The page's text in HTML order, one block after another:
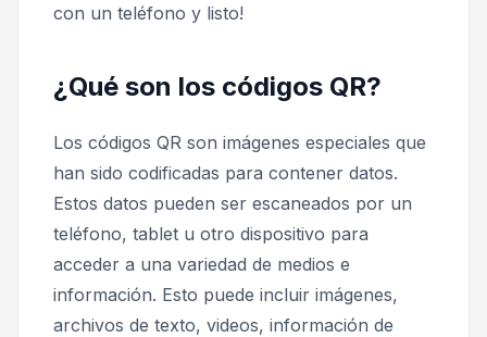
con un teléfono y listo!
¿Qué son los códigos QR?
Los códigos QR son imágenes especiales que
han sido codificadas para contener datos.
Estos datos pueden ser escaneados por un
teléfono, tablet u otro dispositivo para
acceder a una variedad de medios e
información. Esto puede incluir imágenes,
archivos de texto, videos, información de